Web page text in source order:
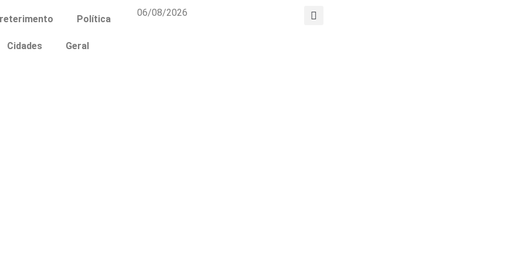
Política
Cidades Geral
06/08/2026